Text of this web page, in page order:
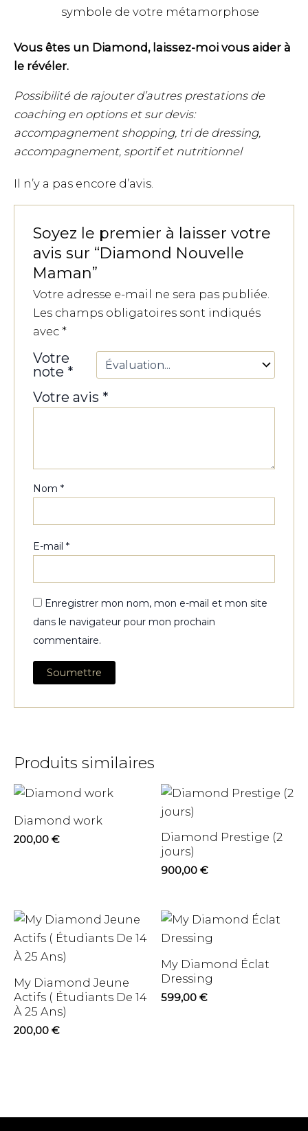
symbole de votre métamorphose
Vous êtes un Diamond, laissez-moi vous aider à
le révéler.
Possibilité de rajouter d’autres prestations de
coaching en options et sur devis:
accompagnement shopping, tri de dressing,
accompagnement, sportif et nutritionnel
Il n’y a pas encore d’avis.
Soyez le premier à laisser votre
avis sur “Diamond Nouvelle
Maman”
Votre adresse e-mail ne sera pas publiée.
Les champs obligatoires sont indiqués
avec*
Votre
note *
Votre avis *
Nom*
E-mail*
Enregistrer mon nom, mon e-mail et mon site
dans le navigateur pour mon prochain
commentaire.
Produits similaires
Diamond work
200,00 €
Diamond Prestige (2
jours)
900,00 €
My Diamond Jeune
Actifs ( Étudiants De 14
À 25 Ans)
200,00 €
My Diamond Éclat
Dressing
599,00 €